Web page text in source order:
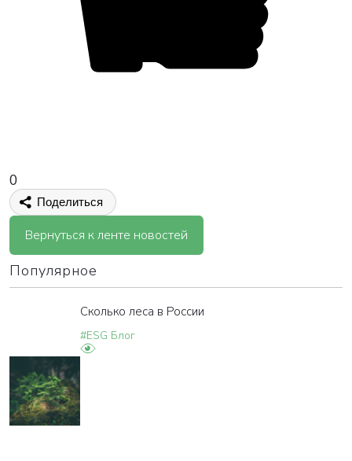
0
Поделиться
Вернуться к ленте новостей
Популярное
Сколько леса в России
#ESG Блог